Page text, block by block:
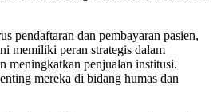
pendaftaran dan pembayaran pasien,
memiliki peran strategis dalam
meningkatkan penjualan institusi.
mereka di bidang humas dan